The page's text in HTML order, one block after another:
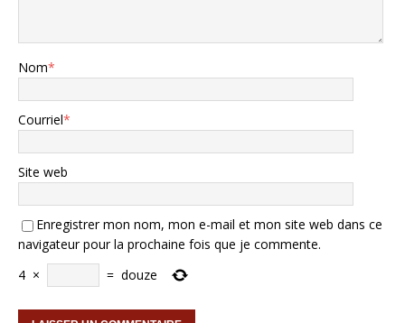
Nom*
Courriel*
Site web
Enregistrer mon nom, mon e-mail et mon site web dans ce
navigateur pour la prochaine fois que je commente.
4 × = douze